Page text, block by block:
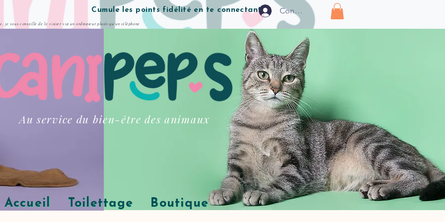
Cumule les points fidélité en te connectant Connexion
je vous conseille de le visiter via un ordinateur plutôt qu'un téléphone
Au service du bien-être des animaux
Accueil Toilettage Boutique